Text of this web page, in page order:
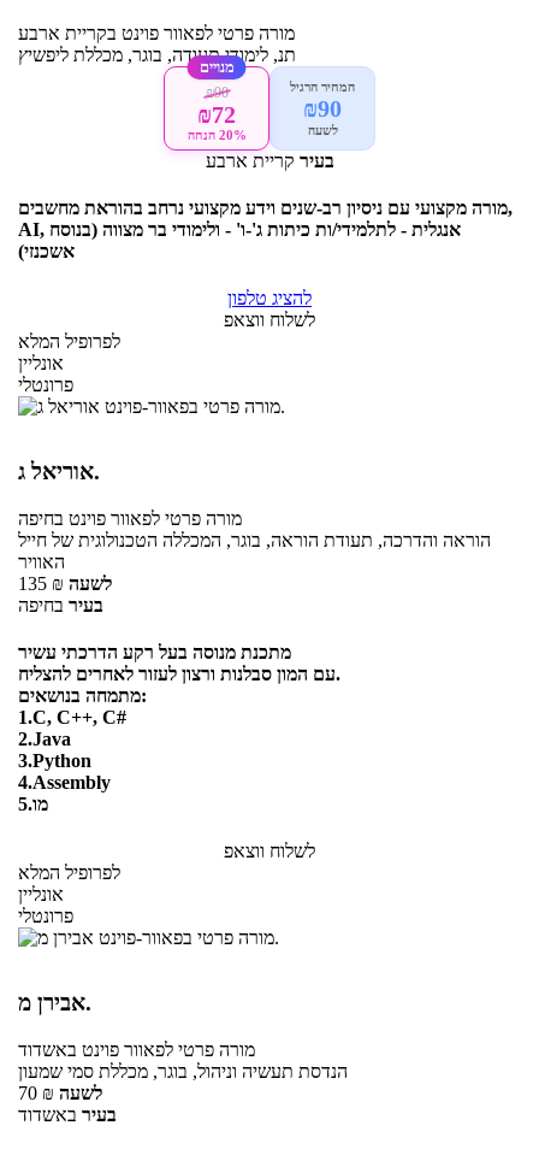
מורה פרטי לפאוור פוינט בקריית ארבע
תנ, לימודי תעודה, בוגר, מכללת ליפשיץ
המחיר הרגיל
₪90
לשעה
מנויים
₪90
₪72
20% הנחה
בעיר קריית ארבע
מורה מקצועי עם ניסיון רב-שנים וידע מקצועי נרחב בהוראת מחשבים,
AI, אנגלית - לתלמידי/ות כיתות ג'-ו' - ולימודי בר מצווה (בנוסח
אשכנזי)
להציג טלפון
לשלוח ווצאפ
לפרופיל המלא
אונליין
פרונטלי
אוריאל ג.
מורה פרטי לפאוור פוינט בחיפה
הוראה והדרכה, תעודת הוראה, בוגר, המכללה הטכנולוגית של חייל
האוויר
135 ₪ לשעה
בעיר בחיפה
מתכנת מנוסה בעל רקע הדרכתי עשיר
עם המון סבלנות ורצון לעזור לאחרים להצליח.
מתמחה בנושאים:
1.C, C++, C#
2.Java
3.Python
4.Assembly
5.מו
לשלוח ווצאפ
לפרופיל המלא
אונליין
פרונטלי
אבירן מ.
מורה פרטי לפאוור פוינט באשדוד
הנדסת תעשיה וניהול, בוגר, מכללת סמי שמעון
70 ₪ לשעה
בעיר באשדוד